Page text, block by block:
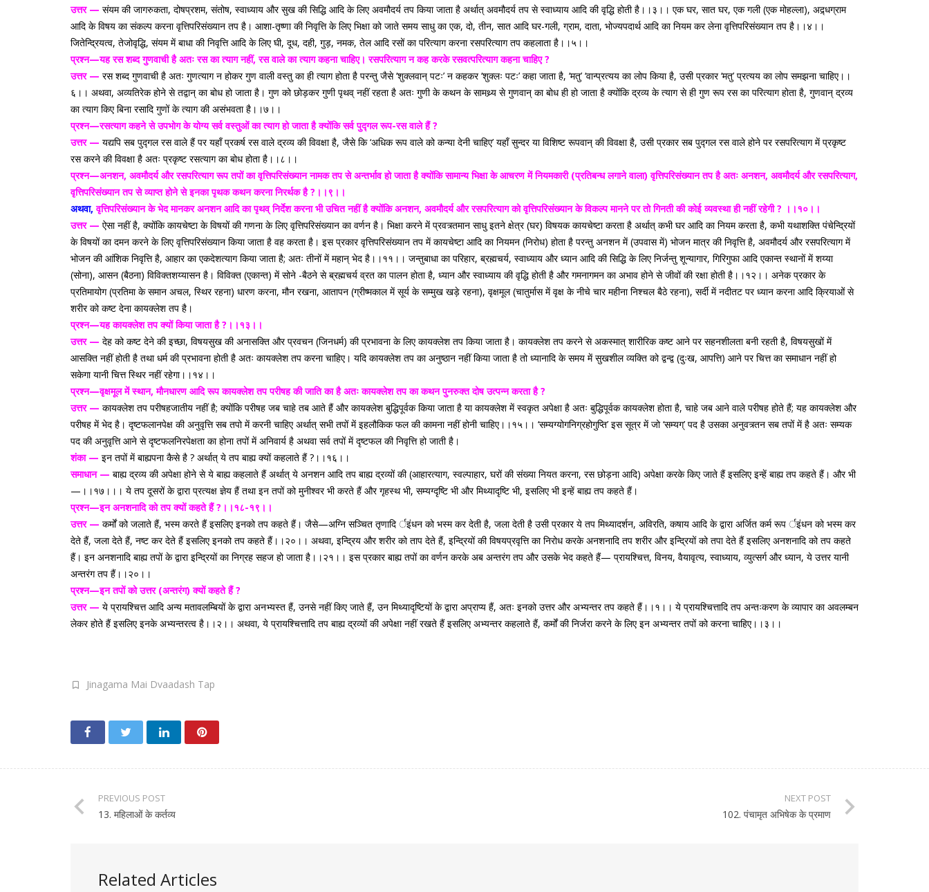
उत्तर — संयम की जागरुकता, दोषप्रशम, संतोष, स्वाध्याय और सुख की सिद्धि आदि के लिए अवमौदर्य तप किया जाता है अर्थात् अवमौदर्य तप से स्वाध्याय आदि की वृद्धि होती है।।३।। एक घर, सात घर, एक गली (एक मोहल्ला), अद्र्धग्राम
आदि के विषय का संकल्प करना वृत्तिपरिसंख्यान तप है। आशा-तृष्णा की निवृत्ति के लिए भिक्षा को जाते समय साधु का एक, दो, तीन, सात आदि घर-गली, ग्राम, दाता, भोज्यपदार्थ आदि का नियम कर लेना वृत्तिपरिसंख्यान तप है।।४।।
जितेन्द्रियत्व, तेजोवृद्धि, संयम में बाधा की निवृत्ति आदि के लिए घी, दूध, दही, गुड़, नमक, तेल आदि रसों का परित्याग करना रसपरित्याग तप कहलाता है।।५।।
प्रश्न—यह रस शब्द गुणवाची है अतः रस का त्याग नहीं, रस वाले का त्याग कहना चाहिए। रसपरित्याग न कह करके रसवत्परित्याग कहना चाहिए ?
उत्तर — रस शब्द गुणवाची है अतः गुणत्याग न होकर गुण वाली वस्तु का ही त्याग होता है परन्तु जैसे ‘शुक्लवान् पटः’ न कहकर ‘शुक्लः पटः’ कहा जाता है, ‘मतु’ ‘वान्प्रत्यय का लोप किया है, उसी प्रकार ‘मतु’ प्रत्यय का लोप समझना चाहिए।।
६।। अथवा, अव्यतिरेक होने से तद्वान् का बोध हो जाता है। गुण को छोड़कर गुणी पृथव् नहीं रहता है अतः गुणी के कथन के सामथ्र्य से गुणवान् का बोध ही हो जाता है क्योंकि द्रव्य के त्याग से ही गुण रूप रस का परित्याग होता है, गुणवान् द्रव्य
का त्याग किए बिना रसादि गुणों के त्याग की असंभवता है।।७।।
प्रश्न—रसत्याग कहने से उपभोग के योग्य सर्व वस्तुओं का त्याग हो जाता है क्योंकि सर्व पुद्गल रूप-रस वाले हैं ?
उत्तर — यद्यपि सब पुद्गल रस वाले हैं पर यहाँ प्रकर्ष रस वाले द्रव्य की विवक्षा है, जैसे कि ‘अधिक रूप वाले को कन्या देनी चाहिए’ यहाँ सुन्दर या विशिष्ट रूपवान् की विवक्षा है, उसी प्रकार सब पुद्गल रस वाले होने पर रसपरित्याग में प्रकृष्ट
रस करने की विवक्षा है अतः प्रकृष्ट रसत्याग का बोध होता है।।८।।
प्रश्न—अनशन, अवमौदर्य और रसपरित्याग रूप तपों का वृत्तिपरिसंख्यान नामक तप से अन्तर्भाव हो जाता है क्योंकि सामान्य भिक्षा के आचरण में नियमकारी (प्रतिबन्ध लगाने वाला) वृत्तिपरिसंख्यान तप है अतः अनशन, अवमौदर्य और रसपरित्याग,
वृत्तिपरिसंख्यान तप से व्याप्त होने से इनका पृथक कथन करना निरर्थक है ?।।९।।
अथवा, वृत्तिपरिसंख्यान के भेद मानकर अनशन आदि का पृथव् निर्देश करना भी उचित नहीं है क्योंकि अनशन, अवमौदर्य और रसपरित्याग को वृत्तिपरिसंख्यान के विकल्प मानने पर तो गिनती की कोई व्यवस्था ही नहीं रहेगी ? ।।१०।।
उत्तर — ऐसा नहीं है, क्योंकि कायचेष्टा के विषयों की गणना के लिए वृत्तिपरिसंख्यान का वर्णन है। भिक्षा करने में प्रवत्र्तमान साधु इतने क्षेत्र (घर) विषयक कायचेष्टा करता है अर्थात् कभी घर आदि का नियम करता है, कभी यथाशक्ति पंचेन्द्रियों
के विषयों का दमन करने के लिए वृत्तिपरिसंख्यान किया जाता है वह करता है। इस प्रकार वृत्तिपरिसंख्यान तप में कायचेष्टा आदि का नियमन (निरोध) होता है परन्तु अनशन में (उपवास में) भोजन मात्र की निवृत्ति है, अवमौदर्य और रसपरित्याग में
भोजन की आंशिक निवृत्ति है, आहार का एकदेशत्याग किया जाता है; अतः तीनों में महान् भेद है।।११।। जन्तुबाधा का परिहार, ब्रह्मचर्य, स्वाध्याय और ध्यान आदि की सिद्धि के लिए निर्जन्तु शून्यागार, गिरिगुफा आदि एकान्त स्थानों में शय्या
(सोना), आसन (बैठना) विविक्तशय्यासन है। विविक्त (एकान्त) में सोने -बैठने से ब्रह्मचर्य व्रत का पालन होता है, ध्यान और स्वाध्याय की वृद्धि होती है और गमनागमन का अभाव होने से जीवों की रक्षा होती है।।१२।। अनेक प्रकार के
प्रतिमायोग (प्रतिमा के समान अचल, स्थिर रहना) धारण करना, मौन रखना, आतापन (ग्रीष्मकाल में सूर्य के सम्मुख खड़े रहना), वृक्षमूल (चातुर्मास में वृक्ष के नीचे चार महीना निश्चल बैठे रहना), सर्दी में नदीतट पर ध्यान करना आदि क्रियाओं से
शरीर को कष्ट देना कायक्लेश तप है।
प्रश्न—यह कायक्लेश तप क्यों किया जाता है ?।।१३।।
उत्तर — देह को कष्ट देने की इच्छा, विषयसुख की अनासक्ति और प्रवचन (जिनधर्म) की प्रभावना के लिए कायक्लेश तप किया जाता है। कायक्लेश तप करने से अकस्मात् शारीरिक कष्ट आने पर सहनशीलता बनी रहती है, विषयसुखों में
आसक्ति नहीं होती है तथा धर्म की प्रभावना होती है अतः कायक्लेश तप करना चाहिए। यदि कायक्लेश तप का अनुष्ठान नहीं किया जाता है तो ध्यानादि के समय में सुखशील व्यक्ति को द्वन्द्व (दुःख, आपत्ति) आने पर चित्त का समाधान नहीं हो
सकेगा यानी चित्त स्थिर नहीं रहेगा।।१४।।
प्रश्न—वृक्षमूल में स्थान, मौनधारण आदि रूप कायक्लेश तप परीषह की जाति का है अतः कायक्लेश तप का कथन पुनरुक्त दोष उत्पन्न करता है ?
उत्तर — कायक्लेश तप परीषहजातीय नहीं है; क्योंकि परीषह जब चाहे तब आते हैं और कायक्लेश बुद्धिपूर्वक किया जाता है या कायक्लेश में स्वकृत अपेक्षा है अतः बुद्धिपूर्वक कायक्लेश होता है, चाहे जब आने वाले परीषह होते हैं; यह कायक्लेश और
परीषह में भेद है। दृष्टफलानपेक्ष की अनुवृत्ति सब तपो में करनी चाहिए अर्थात् सभी तपों में इहलौकिक फल की कामना नहीं होनी चाहिए।।१५।। ‘सम्यग्योगनिग्रहोगुप्ति’ इस सूत्र में जो ‘सम्यग्’ पद है उसका अनुवत्र्तन सब तपों में है अतः सम्यक
पद की अनुवृत्ति आने से दृष्टफलनिरपेक्षता का होना तपों में अनिवार्य है अथवा सर्व तपों में दृष्टफल की निवृत्ति हो जाती है।
शंका — इन तपों में बाह्यपना कैसे है ? अर्थात् ये तप बाह्य क्यों कहलाते हैं ?।।१६।।
समाधान — बाह्य द्रव्य की अपेक्षा होने से ये बाह्य कहलाते हैं अर्थात् ये अनशन आदि तप बाह्य द्रव्यों की (आहारत्याग, स्वल्पाहार, घरों की संख्या नियत करना, रस छोड़ना आदि) अपेक्षा करके किए जाते हैं इसलिए इन्हें बाह्य तप कहते हैं। और भी
—।।१७।।। ये तप दूसरों के द्वारा प्रत्यक्ष ज्ञेय हैं तथा इन तपों को मुनीश्वर भी करते हैं और गृहस्थ भी, सम्यग्दृष्टि भी और मिथ्यादृष्टि भी, इसलिए भी इन्हें बाह्य तप कहते हैं।
प्रश्न—इन अनशनादि को तप क्यों कहते हैं ?।।१८-१९।।
उत्तर — कर्मों को जलाते हैं, भस्म करते हैं इसलिए इनको तप कहते हैं। जैसे—अग्नि सञ्चित तृणादि र्इंधन को भस्म कर देती है, जला देती है उसी प्रकार ये तप मिथ्यादर्शन, अविरति, कषाय आदि के द्वारा अर्जित कर्म रूप र्इंधन को भस्म कर
देते हैं, जला देते हैं, नष्ट कर देते हैं इसलिए इनको तप कहते हैं।।२०।। अथवा, इन्द्रिय और शरीर को ताप देते हैं, इन्द्रियों की विषयप्रवृत्ति का निरोध करके अनशनादि तप शरीर और इन्द्रियों को तपा देते हैं इसलिए अनशनादि को तप कहते
हैं। इन अनशनादि बाह्य तपों के द्वारा इन्द्रियों का निग्रह सहज हो जाता है।।२१।। इस प्रकार बाह्य तपों का वर्णन करके अब अन्तरंग तप और उसके भेद कहते हैं— प्रायश्चित्त, विनय, वैयावृत्य, स्वाध्याय, व्युत्सर्ग और ध्यान, ये उत्तर यानी
अन्तरंग तप हैं।।२०।।
प्रश्न—इन तपों को उत्तर (अन्तरंग) क्यों कहते हैं ?
उत्तर — ये प्रायश्चित्त आदि अन्य मतावलम्बियों के द्वारा अनभ्यस्त हैं, उनसे नहीं किए जाते हैं, उन मिथ्यादृष्टियों के द्वारा अप्राप्य हैं, अतः इनको उत्तर और अभ्यन्तर तप कहते हैं।।१।। ये प्रायश्चित्तादि तप अन्तःकरण के व्यापार का अवलम्बन
लेकर होते हैं इसलिए इनके अभ्यन्तरत्व है।।२।। अथवा, ये प्रायश्चित्तादि तप बाह्य द्रव्यों की अपेक्षा नहीं रखते हैं इसलिए अभ्यन्तर कहलाते हैं, कर्मों की निर्जरा करने के लिए इन अभ्यन्तर तपों को करना चाहिए।।३।।
Jinagama Mai Dvaadash Tap
PREVIOUS POST
13. महिलाओं के कर्तव्य
NEXT POST
102. पंचामृत अभिषेक के प्रमाण
Related Articles